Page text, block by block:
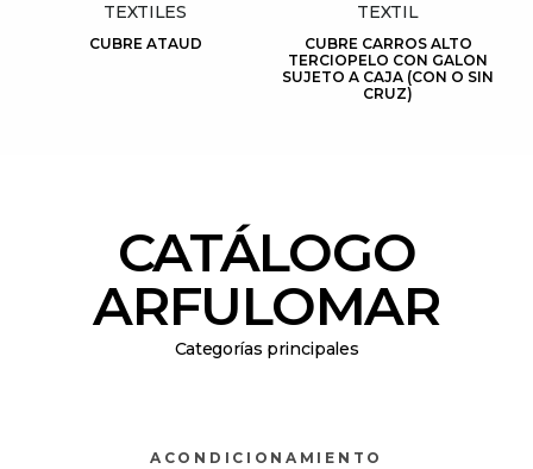
TEXTILES
CUBRE ATAUD
TEXTIL
CUBRE CARROS ALTO
TERCIOPELO CON GALON
SUJETO A CAJA (CON O SIN
CRUZ)
CATÁLOGO
ARFULOMAR
Categorías principales
ACONDICIONAMIENTO